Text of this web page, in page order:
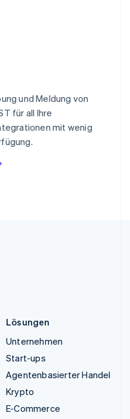
und Meldung von
für all Ihre
mit wenig
Lösungen
Unternehmen
Start-ups
Agentenbasierter Handel
Krypto
E-Commerce